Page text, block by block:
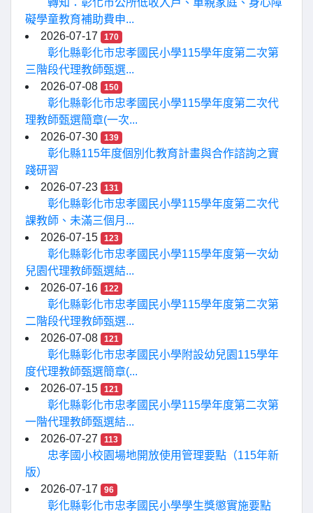
轉知：彰化市公所低收入戶、單親家庭、身心障
礙學童教育補助費申...
2026-07-17
170
彰化縣彰化市忠孝國民小學115學年度第二次第
三階段代理教師甄選...
2026-07-08
150
彰化縣彰化市忠孝國民小學115學年度第二次代
理教師甄選簡章(一次...
2026-07-30
139
彰化縣115年度個別化教育計畫與合作諮詢之實
踐研習
2026-07-23
131
彰化縣彰化市忠孝國民小學115學年度第二次代
課教師、未滿三個月...
2026-07-15
123
彰化縣彰化市忠孝國民小學115學年度第一次幼
兒園代理教師甄選結...
2026-07-16
122
彰化縣彰化市忠孝國民小學115學年度第二次第
二階段代理教師甄選...
2026-07-08
121
彰化縣彰化市忠孝國民小學附設幼兒園115學年
度代理教師甄選簡章(...
2026-07-15
121
彰化縣彰化市忠孝國民小學115學年度第二次第
一階代理教師甄選結...
2026-07-27
113
忠孝國小校園場地開放使用管理要點（115年新
版）
2026-07-17
96
彰化縣彰化市忠孝國民小學學生獎懲實施要點